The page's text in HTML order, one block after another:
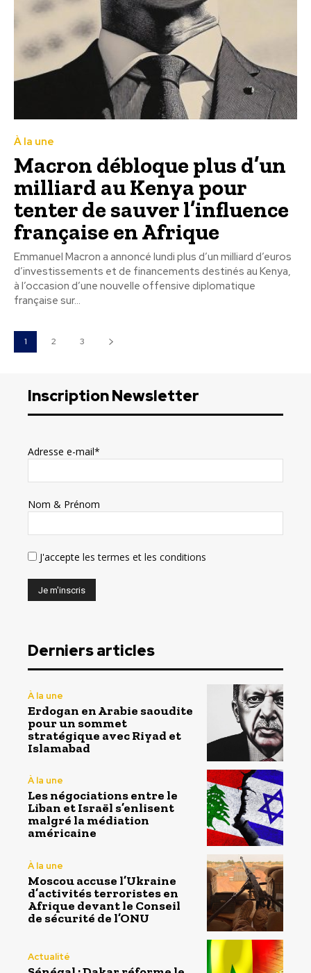
À la une
Macron débloque plus d’un
milliard au Kenya pour
tenter de sauver l’influence
française en Afrique
Emmanuel Macron a annoncé lundi plus d’un milliard d’euros
d’investissements et de financements destinés au Kenya,
à l’occasion d’une nouvelle offensive diplomatique
française sur...
1 2 3
Inscription Newsletter
Adresse e-mail*
Nom & Prénom
J'accepte les termes et les conditions
Derniers articles
À la une
Erdogan en Arabie saoudite
pour un sommet
stratégique avec Riyad et
Islamabad
À la une
Les négociations entre le
Liban et Israël s’enlisent
malgré la médiation
américaine
À la une
Moscou accuse l’Ukraine
d’activités terroristes en
Afrique devant le Conseil
de sécurité de l’ONU
Actualité